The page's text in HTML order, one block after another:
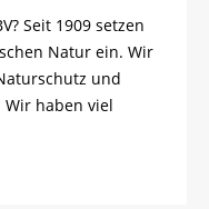
Seit 1909 setzen
Natur ein. Wir
und
haben viel